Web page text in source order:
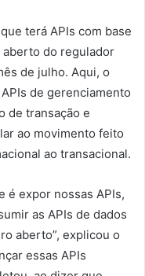
terá APIs com base
aberto do regulador
de julho. Aqui, o
de gerenciamento
de transação e
ao movimento feito
ao transacional.
é expor nossas APIs,
as APIs de dados
aberto”, explicou o
essas APIs